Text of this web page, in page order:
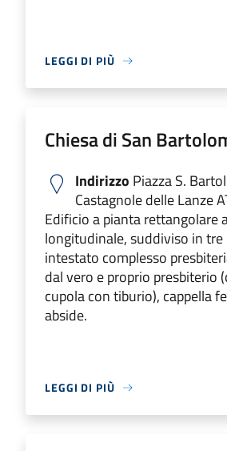
LEGGI DI PIÙ
Chiesa di San
Indirizzo Piazza S.
Castagnole delle Lanze
Edificio a pianta rettangolare
longitudinale, suddiviso in tre
intestato complesso
dal vero e proprio presbiterio
cupola con tiburio), cappella
abside.
LEGGI DI PIÙ